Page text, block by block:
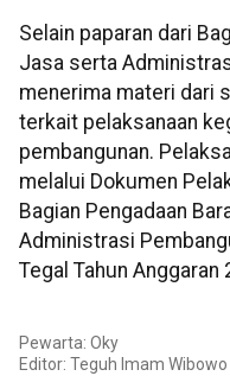
Selain paparan dari
Jasa serta
menerima materi dari
terkait pelaksanaan
pembangunan.
melalui Dokumen
Bagian Pengadaan
Administrasi
Tegal Tahun Anggaran
Pewarta: Oky
Editor: Teguh Imam Wibowo